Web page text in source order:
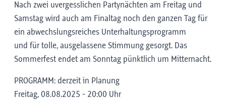
Nach zwei uvergesslichen Partynächten am Freitag und
Samstag wird auch am Finaltag noch den ganzen Tag für
ein abwechslungsreiches Unterhaltungsprogramm
und für tolle, ausgelassene Stimmung gesorgt. Das
Sommerfest endet am Sonntag pünktlich um Mitternacht.
PROGRAMM: derzeit in Planung
Freitag, 08.08.2025 - 20:00 Uhr